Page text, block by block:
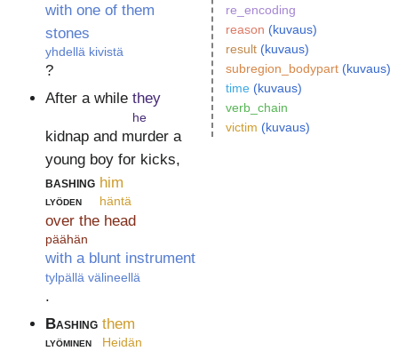
with one of them
stones
yhdellä kivistä
?
After a while they
he
kidnap and murder a
young boy for kicks,
bashing
lyöden
him
häntä
over the head
päähän
with a blunt instrument
tylpällä välineellä
.
Bashing
lyöminen
them
Heidän
re_encoding
reason (kuvaus)
result (kuvaus)
subregion_bodypart (kuvaus)
time (kuvaus)
verb_chain
victim (kuvaus)